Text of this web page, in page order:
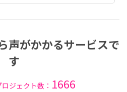
声がかかるサービスで
す
ジェクト数： 1666